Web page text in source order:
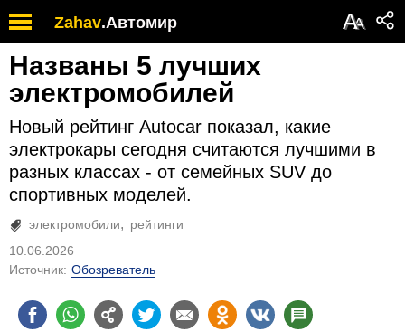
Zahav.Автомир АА
Названы 5 лучших
электромобилей
Новый рейтинг Autocar показал, какие
электрокары сегодня считаются лучшими в
разных классах - от семейных SUV до
спортивных моделей.
электромобили
рейтинги
10.06.2026
Источник: Обозреватель